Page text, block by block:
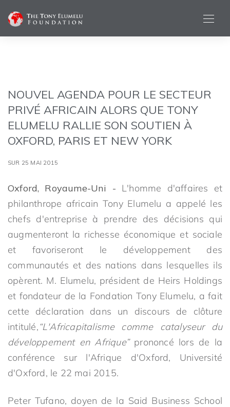
NOUVEL AGENDA POUR LE SECTEUR
PRIVÉ AFRICAIN ALORS QUE TONY
ELUMELU RALLIE SON SOUTIEN À
OXFORD, PARIS ET NEW YORK
SUR 25 MAI 2015
Oxford, Royaume-Uni - L'homme d'affaires et
philanthrope africain Tony Elumelu a appelé les
chefs d'entreprise à prendre des décisions qui
augmenteront la richesse économique et sociale
et favoriseront le développement des
communautés et des nations dans lesquelles ils
opèrent. M. Elumelu, président de Heirs Holdings
et fondateur de la Fondation Tony Elumelu, a fait
cette déclaration dans un discours de clôture
intitulé,“L'Africapitalisme comme catalyseur du
développement en Afrique”prononcé lors de la
conférence sur l'Afrique d'Oxford, Université
d'Oxford, le 22 mai 2015.
Peter Tufano, doyen de la Said Business School